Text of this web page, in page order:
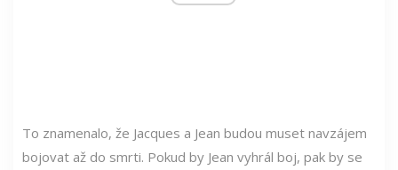
To znamenalo, že Jacques a Jean budou muset navzájem
bojovat až do smrti. Pokud by Jean vyhrál boj, pak by se